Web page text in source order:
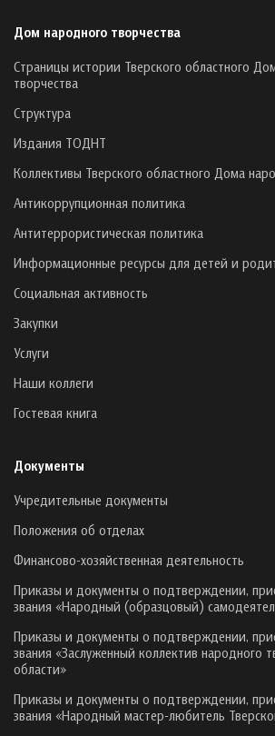
Дом народного творчества
Страницы истории Тверского областного
творчества
Структура
Издания ТОДНТ
Коллективы Тверского областного Дома
Антикоррупционная политика
Антитеррористическая политика
Информационные ресурсы для детей и
Социальная активность
Закупки
Услуги
Наши коллеги
Гостевая книга
Документы
Учредительные документы
Положения об отделах
Финансово-хозяйственная деятельность
Приказы и документы о подтверждении,
звания «Народный (образцовый)
Приказы и документы о подтверждении,
звания «Заслуженный коллектив народного
области»
Приказы и документы о подтверждении,
звания «Народный мастер-любитель